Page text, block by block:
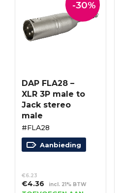
-30%
DAP FLA28 –
XLR 3P male to
Jack stereo
male
#FLA28
Aanbieding
€6.23
Oorspronkelijke
€4.36Huidige
incl. 21% BTW